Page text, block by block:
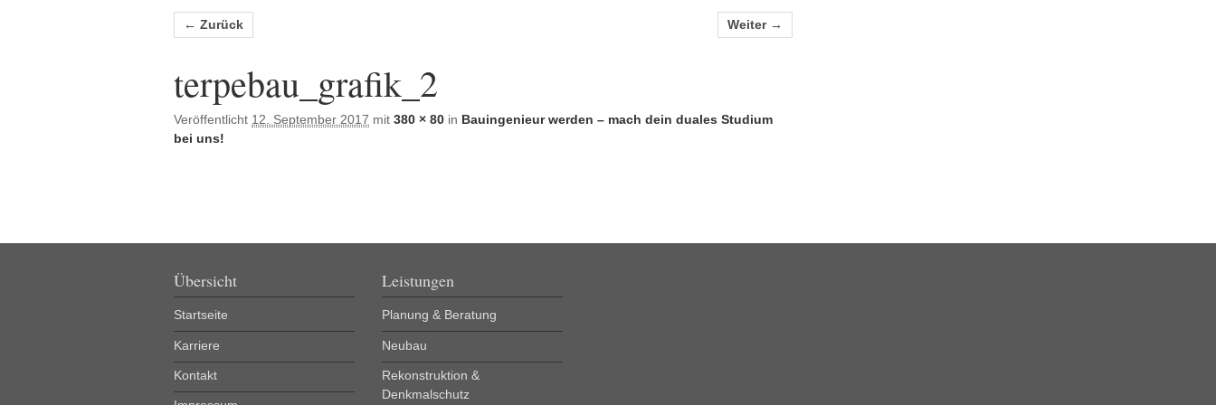
Bilder-Navigation
← Zurück Weiter →
terpebau_grafik_2
Veröffentlicht 12. September 2017 mit 380 × 80 in Bauingenieur werden – mach dein duales Studium
bei uns!
Übersicht
Startseite
Karriere
Kontakt
Leistungen
Planung & Beratung
Neubau
Rekonstruktion &
Denkmalschutz